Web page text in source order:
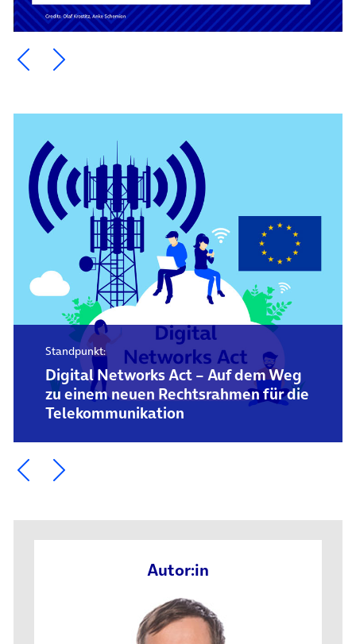
Ein Element zurück blättern
Ein Element weiter blättern
Standpunkt:
Digital Networks Act – Auf dem Weg
zu einem neuen Rechtsrahmen für die
Telekommunikation
Ein Element zurück blättern
Ein Element weiter blättern
Autor:in